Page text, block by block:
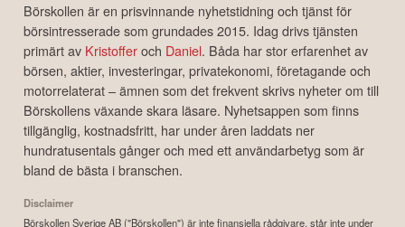
Börskollen är en prisvinnande nyhetstidning och tjänst för
börsintresserade som grundades 2015. Idag drivs tjänsten
primärt av Kristofferoch Daniel. Båda har stor erfarenhet av
börsen, aktier, investeringar, privatekonomi, företagande och
motorrelaterat – ämnen som det frekvent skrivs nyheter om till
Börskollens växande skara läsare. Nyhetsappen som finns
tillgänglig, kostnadsfritt, har under åren laddats ner
hundratusentals gånger och med ett användarbetyg som är
bland de bästa i branschen.
Disclaimer
Börskollen Sverige AB ("Börskollen") är inte finansiella rådgivare, står inte under